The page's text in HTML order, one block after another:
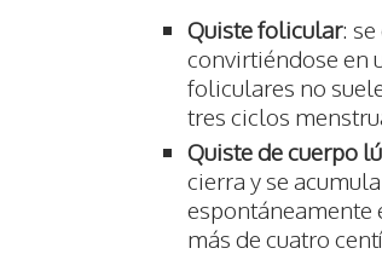
Quiste folicular:
convirtiéndose en
foliculares no
tres ciclos
Quiste de cuerpo
cierra y se
espontáneamente
más de cuatro